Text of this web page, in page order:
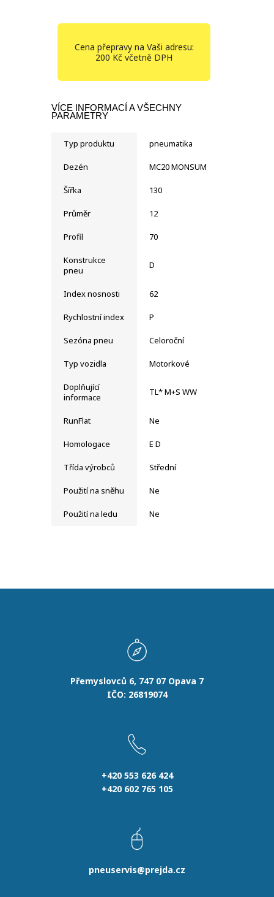
Cena přepravy na Vaši adresu:
200 Kč včetně DPH
VÍCE INFORMACÍ A VŠECHNY
PARAMETRY
Typ produktu pneumatika
Dezén MC20 MONSUM
Šířka 130
Průměr 12
Profil 70
Konstrukce
pneu
D
Index nosnosti 62
Rychlostní index P
Sezóna pneu Celoroční
Typ vozidla Motorkové
Doplňující
informace
TL* M+S WW
RunFlat Ne
Homologace E D
Třída výrobců Střední
Použití na sněhu Ne
Použití na ledu Ne
Přemyslovců 6, 747 07 Opava 7
IČO: 26819074
+420 553 626 424
+420 602 765 105
pneuservis@prejda.cz